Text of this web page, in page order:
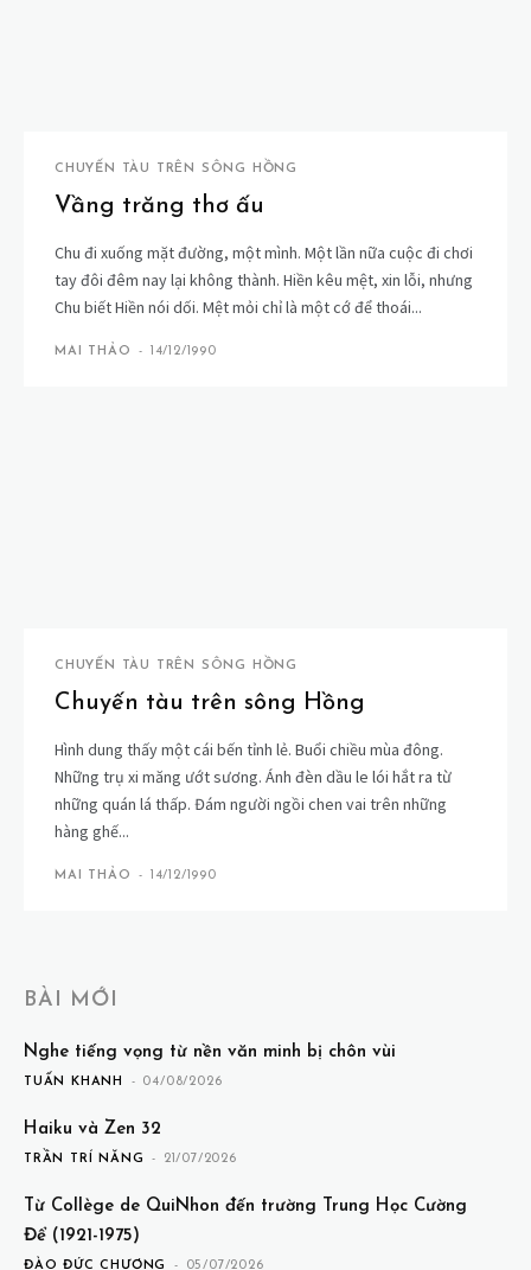
CHUYẾN TÀU TRÊN SÔNG HỒNG
Vầng trăng thơ ấu
Chu đi xuống mặt đường, một mình. Một lần nữa cuộc đi chơi
tay đôi đêm nay lại không thành. Hiền kêu mệt, xin lỗi, nhưng
Chu biết Hiền nói dối. Mệt mỏi chỉ là một cớ để thoái...
MAI THẢO - 14/12/1990
CHUYẾN TÀU TRÊN SÔNG HỒNG
Chuyến tàu trên sông Hồng
Hình dung thấy một cái bến tỉnh lẻ. Buổi chiều mùa đông.
Những trụ xi măng ướt sương. Ánh đèn dầu le lói hắt ra từ
những quán lá thấp. Đám người ngồi chen vai trên những
hàng ghế...
MAI THẢO - 14/12/1990
BÀI MỚI
Nghe tiếng vọng từ nền văn minh bị chôn vùi
TUẤN KHANH - 04/08/2026
Haiku và Zen 32
TRẦN TRÍ NĂNG - 21/07/2026
Từ Collège de QuiNhon đến trường Trung Học Cường
Để (1921-1975)
ĐÀO ĐỨC CHƯƠNG - 05/07/2026